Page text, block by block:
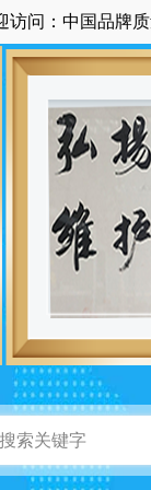
国品牌质量网-